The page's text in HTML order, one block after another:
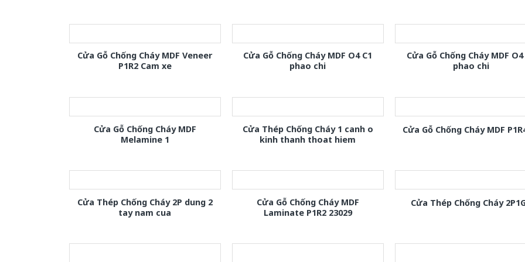
Cửa Gỗ Chống Cháy MDF Veneer
P1R2 Cam xe
Cửa Gỗ Chống Cháy MDF O4 C1
phao chi
Cửa Gỗ Chống Cháy MDF O4
phao chi
Cửa Gỗ Chống Cháy MDF
Melamine 1
Cửa Thép Chống Cháy 1 canh o
kinh thanh thoat hiem
Cửa Gỗ Chống Cháy MDF
Cửa Thép Chống Cháy 2P dung 2
tay nam cua
Cửa Gỗ Chống Cháy MDF
Laminate P1R2 23029
Cửa Thép Chống Cháy